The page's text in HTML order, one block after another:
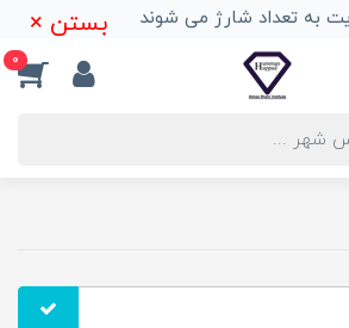
به تعداد شارژ می شوند بستن ×
0